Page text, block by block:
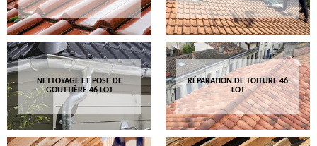
NETTOYAGE ET POSE DE
GOUTTIÈRE 46 LOT
RÉPARATION DE TOITURE 46
LOT